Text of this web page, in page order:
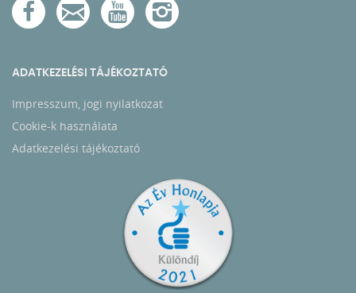
ADATKEZELÉSI TÁJÉKOZTATÓ
Impresszum, jogi nyilatkozat
Cookie-k használata
Adatkezelési tájékoztató